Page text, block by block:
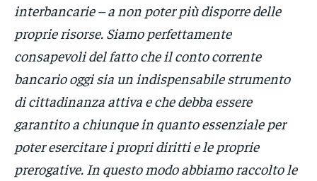
interbancarie – a non poter più disporre delle
proprie risorse. Siamo perfettamente
consapevoli del fatto che il conto corrente
bancario oggi sia un indispensabile strumento
di cittadinanza attiva e che debba essere
garantito a chiunque in quanto essenziale per
poter esercitare i propri diritti e le proprie
prerogative. In questo modo abbiamo raccolto le